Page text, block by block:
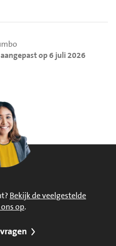
op 6 juli 2026
Bekijk de veelgestelde
op.